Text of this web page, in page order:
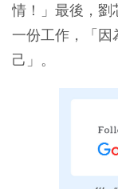
情！」最後，劉
一份工作，「因
己 」。